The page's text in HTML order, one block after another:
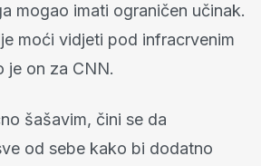
mogao imati ograničen učinak.
moći vidjeti pod infracrvenim
je on za CNN.
šašavim, čini se da
od sebe kako bi dodatno